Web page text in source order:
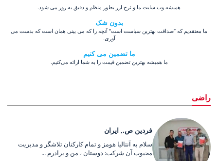
همیشه وب سایت ما و نرخ ارز بطور منظم و دقیق به روز می شود.
بدون شک
ما معتقدیم که ”صداقت بهترین سیاست است” آنچه را که می بینی همان است که بدست می
آوری.
ما تضمین می کنیم
ما همیشه بهترین تضمین قیمت را به شما ارائه می‌کنیم.
راضی
فردین ص., ایران
سلام به آنتالیا هومز و تمام کارکنان تلاشگر و مدیریت
محبوب آن شرکت: دوستان ، من و برادرم ...